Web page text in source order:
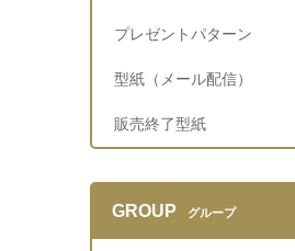
プレゼントパターン
型紙（メール配信）
販売終了型紙
GROUP グループ